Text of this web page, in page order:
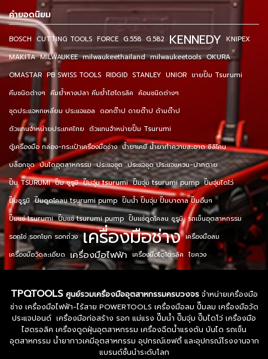
คำยอดนิยม
BOSCH CUTTING TOOLS FORCE G.558 G.582 KENNEDY KNIPEX
MAKITA MILWAUKEE milwaukeethailand milwaukeetools OKURA
OMASTAR PB SWISS TOOLS RIDGID STANLEY UNIOR ขายปั๊ม Tsurumi
คีมชนิดต่างๆ คีมย้ำหางปลา คีมย้ำไฮโดรลิค ค้อนชนิดต่างๆ
ชุดประแจหกเหลี่ยม ประแจแอล ดอกต๊าป ดายต๊าป ด้ามต๊าป
ตัวแทนจำหน่ายประเทศไทย ตัวแทนจำหน่ายปั๊ม Tsurumi
ตู้เครื่องมือ กล่อง-กระเป๋าเครื่องมือช่าง น้ำยาเคมี น้ำยาทำความสะอาด ซิลิโคน
บล็อกชุด บันไดอุตสาหกรรม ประแจชุด ประแจชุด ประแจแหวน-ปากตาย
ปั๊ม TSURUMI ปั๊ม ซูรูมิ ปั๊มจุ่ม tsurumi ปั๊มจุ่ม tsurumi pump ปั๊มจุ่มไดโว่
ปั๊มซูรูมิ ปั๊มดูดโคลน tsurumi pump ปั๊มน้ำ ปั๊มจุ่ม ปั๊มบาดาล ปั๊มอื่นๆ
ปั๊มแช่ tsurumi ปั๊มแช่ tsurumi pump ปั๊มแช่ดูดโคลน ซูรูมิ รถเข็นอุตสาหกรรม
รอกโซ่ รอกโยก รอกถ่วง เครื่องมือช่าง เครื่องมือลม
เครื่องมือวัดละเอียด เครื่องมือไฟฟ้า เครื่องมือไฮโดรลิค ไขควง
TPQTOOLS ศูนย์รวมเครื่องมืออุตสาหกรรมครบวงจรจำหน่ายเครื่องมือ
ช่าง เครื่องมือไฟฟ้า-ไร้สาย POWERTOOLS เครื่องมือลม ปั๊มลม เครื่องมือวัด
ประแจปอนด์ เครื่องมือก่อสร้าง รอก แม่แรง ปั๊มน้ำ ปั๊มจุ่ม ปั๊มไดโว่ เครื่องมือ
ไฮดรอลิค เครื่องดูดฝุ่นอุตสาหกรรม เครื่องฉีดน้ำแรงดัน บันได รถเข็น
อุตสาหกรรม น้ำยากาวเคมีอุตสาหกรรม อุปกรณ์เซฟตี้ และอุปกรณ์โรงงานจาก
แบรนด์ชั้นนำระดับโลก